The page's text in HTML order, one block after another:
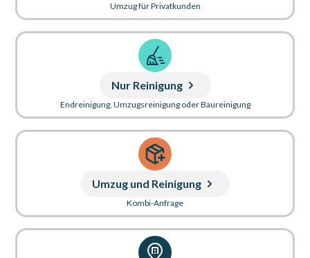
Umzug für Privatkunden
Nur Reinigung
Endreinigung, Umzugsreinigung oder Baureinigung
Umzug und Reinigung
Kombi-Anfrage